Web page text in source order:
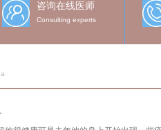
咨询在线医师
Consulting experts